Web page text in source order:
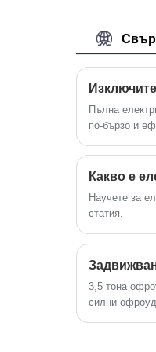
Пълна
по-бързо и
Какво е
Научете за
статия.
3,5 тона
силни